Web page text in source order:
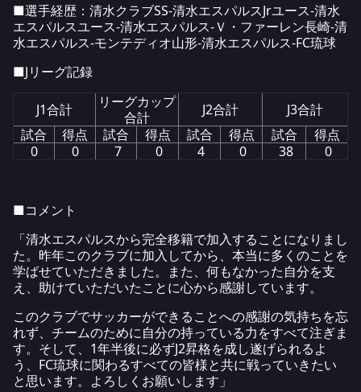
■選手経歴：清水クラブSS-清水エスパルスJrユース-清水
エスパルスユース-清水エスパルス-Ｖ・ファーレン長崎-清
水エスパルス-モンテディオ山形-清水エスパルス-FC琉球
■Jリーグ記録
J1合計
リーグカップ
合計
J2合計
J3合計
試合
得点 試合 得点 試合 得点 試合
得点
0
0 7 0 4 0 38 0
■コメント
「清水エスパルスから完全移籍で加入することになりまし
た。昨年このクラブに加入してから、本当に多くのことを
学ばせていただきました。また、何もなかった自分を支
え、助けていただいたことに心から感謝しています。
このクラブでサッカーができることへの感謝の気持ちを忘
れず、チームのために自分の持っている力をすべて注ぎま
す。そして、1年半後に必ずJ2昇格を成し遂げられるよ
う、FC琉球に関わるすべての皆様と共に戦っていきたい
と思います。よろしくお願いします」